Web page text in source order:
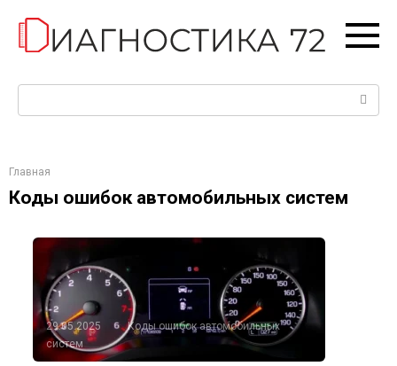
контенту
Главная
Коды ошибок автомобильных систем
29.05.2025
Коды ошибок автомобильных
систем